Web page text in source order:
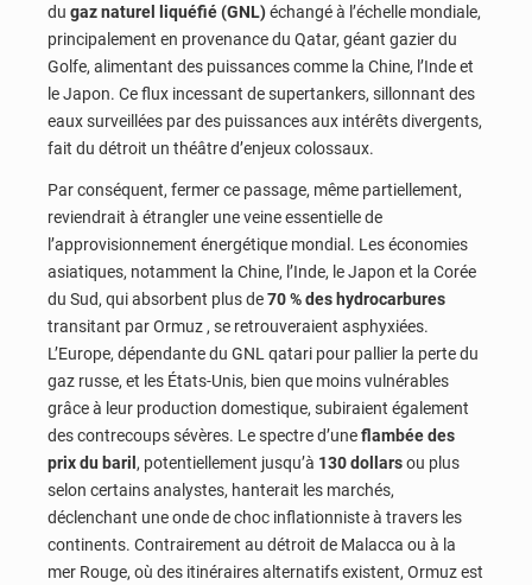
du gaz naturel liquéfié (GNL)échangé à l’échelle mondiale,
principalement en provenance du Qatar, géant gazier du
Golfe, alimentant des puissances comme la Chine, l’Inde et
le Japon. Ce flux incessant de supertankers, sillonnant des
eaux surveillées par des puissances aux intérêts divergents,
fait du détroit un théâtre d’enjeux colossaux.
Par conséquent, fermer ce passage, même partiellement,
reviendrait à étrangler une veine essentielle de
l’approvisionnement énergétique mondial. Les économies
asiatiques, notamment la Chine, l’Inde, le Japon et la Corée
du Sud, qui absorbent plus de70 % des hydrocarbures
transitant par Ormuz , se retrouveraient asphyxiées.
L’Europe, dépendante du GNL qatari pour pallier la perte du
gaz russe, et les États-Unis, bien que moins vulnérables
grâce à leur production domestique, subiraient également
des contrecoups sévères. Le spectre d’uneflambée des
prix du baril , potentiellement jusqu’à 130 dollarsou plus
selon certains analystes, hanterait les marchés,
déclenchant une onde de choc inflationniste à travers les
continents. Contrairement au détroit de Malacca ou à la
mer Rouge, où des itinéraires alternatifs existent, Ormuz est